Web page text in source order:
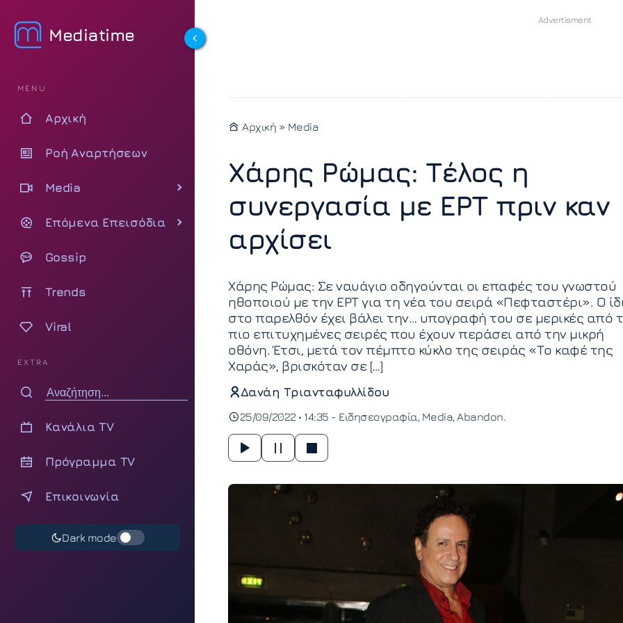
Mediatime
MENU
Αρχική
Ροή Αναρτήσεων
Media
Επόμενα Επεισόδια
Gossip
Trends
Viral
EXTRA
Κανάλια TV
Πρόγραμμα TV
Επικοινωνία
Dark mode
Αρχική » Media
Χάρης Ρώμας: Τέλος η
συνεργασία με ΕΡΤ πριν καν
αρχίσει
Χάρης Ρώμας: Σε ναυάγιο οδηγούνται οι επαφές του γνωστού
ηθοποιού με την ΕΡΤ για τη νέα του σειρά «Πεφταστέρι». Ο
στο παρελθόν έχει βάλει την… υπογραφή του σε μερικές από
πιο επιτυχημένες σειρές που έχουν περάσει από την μικρή
οθόνη. Έτσι, μετά τον πέμπτο κύκλο της σειράς «Το καφέ της
Χαράς», βρισκόταν σε […]
Δανάη Τριανταφυλλίδου
25/09/2022 • 14:35 - Ειδησεογραφία Media Abandon